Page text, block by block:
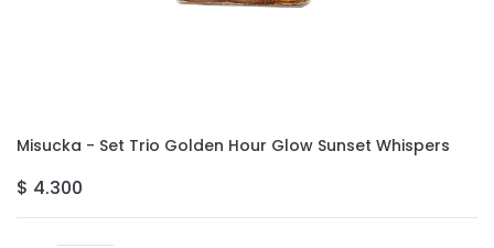
Misucka - Set Trio Golden Hour Glow Sunset Whispers
$ 4.300